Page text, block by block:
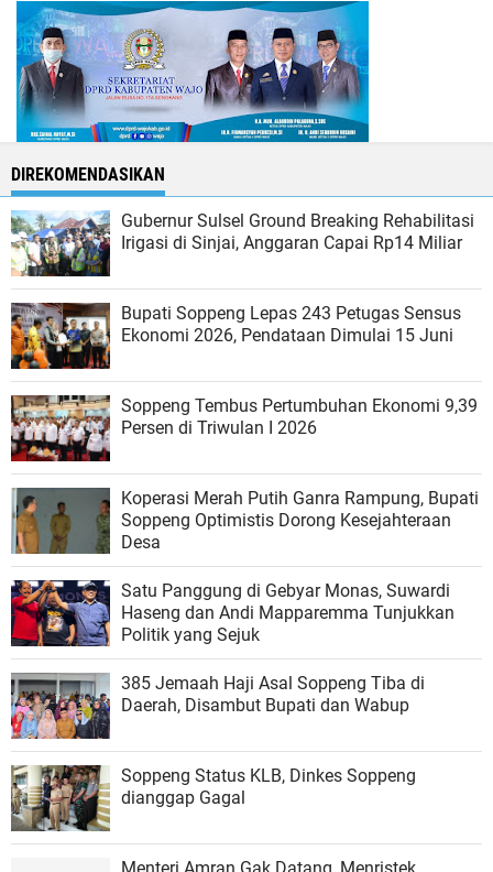
DIREKOMENDASIKAN
Gubernur Sulsel Ground Breaking Rehabilitasi
Irigasi di Sinjai, Anggaran Capai Rp14 Miliar
Bupati Soppeng Lepas 243 Petugas Sensus
Ekonomi 2026, Pendataan Dimulai 15 Juni
Soppeng Tembus Pertumbuhan Ekonomi 9,39
Persen di Triwulan I 2026
Koperasi Merah Putih Ganra Rampung, Bupati
Soppeng Optimistis Dorong Kesejahteraan
Desa
Satu Panggung di Gebyar Monas, Suwardi
Haseng dan Andi Mapparemma Tunjukkan
Politik yang Sejuk
385 Jemaah Haji Asal Soppeng Tiba di
Daerah, Disambut Bupati dan Wabup
Soppeng Status KLB, Dinkes Soppeng
dianggap Gagal